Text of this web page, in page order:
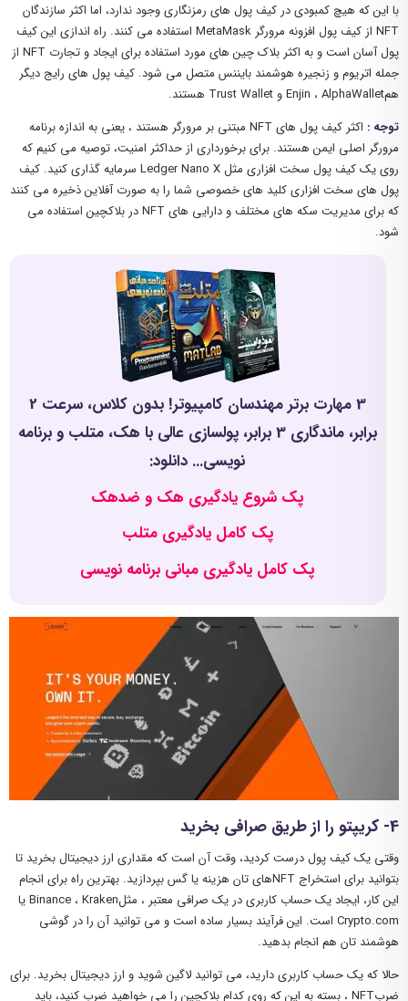
با این که هیچ کمبودی در کیف پول ‌های رمزنگاری وجود ندارد، اما اکثر سازندگان
NFT از کیف پول افزونه مرورگر MetaMask استفاده می ‌کنند. راه اندازی این کیف
پول آسان است و به اکثر بلاک چین های مورد استفاده برای ایجاد و تجارت NFT از
جمله اتریوم و زنجیره هوشمند بایننس متصل می شود. کیف پول های رایج دیگر
همEnjin ، AlphaWallet و Trust Wallet هستند.
توجه :
اکثر کیف پول های NFT مبتنی بر مرورگر هستند ، یعنی به اندازه برنامه
مرورگر اصلی ایمن هستند. برای برخورداری از حداکثر امنیت، توصیه می کنیم که
روی یک کیف پول سخت افزاری مثل Ledger Nano X سرمایه گذاری کنید. کیف
پول های سخت افزاری کلید های خصوصی شما را به صورت آفلاین ذخیره می کنند
که برای مدیریت سکه های مختلف و دارایی های NFT در بلاکچین استفاده می
شود.
3 مهارت برتر مهندسان کامپیوتر! بدون کلاس، سرعت 2
برابر، ماندگاری 3 برابر، پولسازی عالی با هک، متلب و برنامه
نویسی... دانلود:
پک شروع یادگیری هک و ضدهک
پک کامل یادگیری متلب
پک کامل یادگیری مبانی برنامه نویسی
4- کریپتو را از طریق صرافی بخرید
وقتی یک کیف پول درست کردید، وقت آن است که مقداری ارز دیجیتال بخرید تا
بتوانید برای استخراج NFTهای تان هزینه یا گس بپردازید. بهترین راه برای انجام
این کار، ایجاد یک حساب کاربری در یک صرافی معتبر ، مثلBinance ، Kraken یا
Crypto.com است. این فرآیند بسیار ساده است و می توانید آن را در گوشی
هوشمند تان هم انجام بدهید.
حالا که یک حساب کاربری دارید، می توانید لاگین شوید و ارز دیجیتال بخرید. برای
ضربNFT ، بسته به این که روی کدام بلاکچین را می خواهید ضرب کنید، باید